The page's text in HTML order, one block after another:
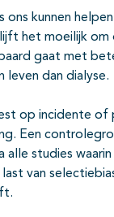
kunnen
het moeilijk
gaat met
leven dan dialyse.
op incidente of
Een
studies
van